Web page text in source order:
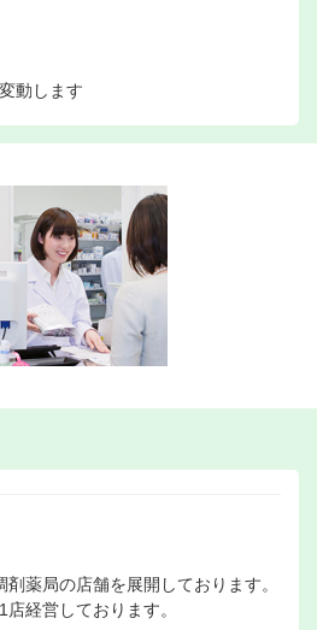
動します
薬局の店舗を展開しております。
経営しております。